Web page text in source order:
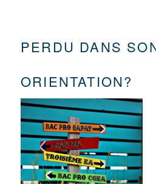
PERDU DANS
ORIENTATION?